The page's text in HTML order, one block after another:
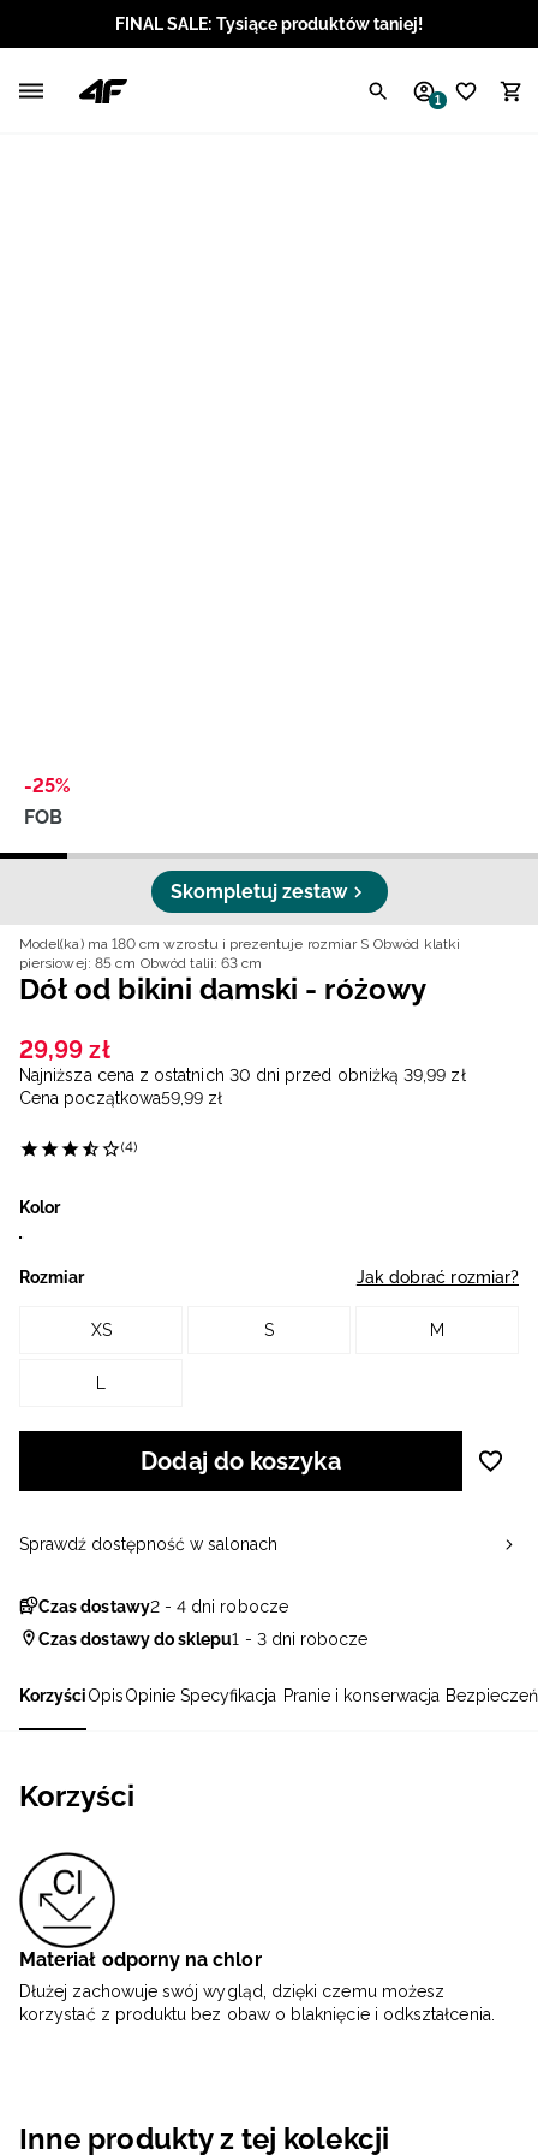
FINAL SALE: Tysiące produktów taniej!
1
-25%
FOB
Skompletuj zestaw
Model(ka) ma 180 cm wzrostu i prezentuje rozmiar S Obwód klatki
piersiowej: 85 cm Obwód talii: 63 cm
KorzyściOpisOpinie Specyfikacja Pranie i konserwacja
Korzyści
Materiał odporny na chlor
Dłużej zachowuje swój wygląd, dzięki czemu możesz
korzystać z produktu bez obaw o blaknięcie i odkształcenia.
Dół od bikini damski - różowy
29,99 zł
Najniższa cena z ostatnich 30 dni przed obniżką 39,99 zł
Cena początkowa59,99 zł
(4)
Kolor
Rozmiar Jak dobrać rozmiar?
XS S M
L
Dodaj do koszyka
Czas dostawy2 - 4 dni robocze
Czas dostawy do sklepu1 - 3 dni robocze
Sprawdź dostępność w salonach
Inne produkty z tej kolekcji